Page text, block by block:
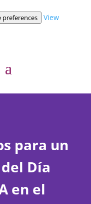
preferences
View
para un
Día
en el